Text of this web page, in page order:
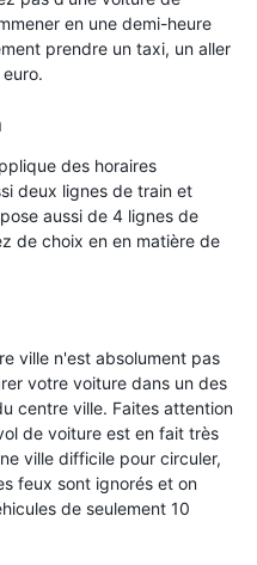
en une demi-heure
prendre un taxi, un aller
des horaires
deux lignes de train et
aussi de 4 lignes de
de choix en en matière de
ville n'est absolument pas
votre voiture dans un des
centre ville. Faites attention
de voiture est en fait très
ville difficile pour circuler,
feux sont ignorés et on
de seulement 10